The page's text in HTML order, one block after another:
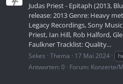
Judas Priest - Epitaph (2013,
release: 2013 Genre: Heavy
Legacy Recordings, Sony
Priest, Ian Hill, Rob Halford,
Faulkner Tracklist: Quality...
Sekes Thema 17 Mai 2024
Antworten: 0
Forum: Konzerte/